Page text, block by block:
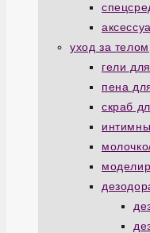
уход за телом
гели
пена
скраб